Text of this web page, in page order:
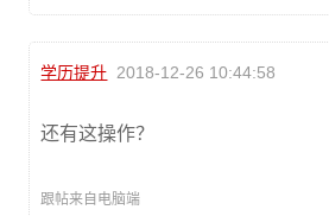
学历提升 2018-12-26 10:44:58
还有这操作？
跟帖来自电脑端